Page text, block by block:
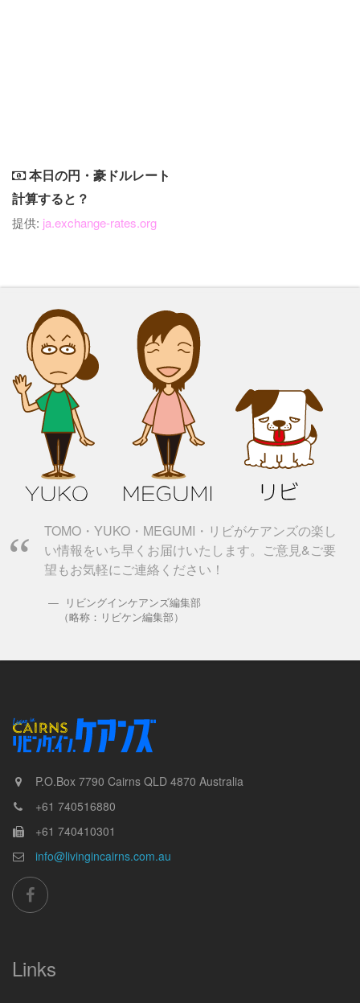
本日の円・豪ドルレート
計算すると？
提供: ja.exchange-rates.org
TOMO・YUKO・MEGUMI・リビがケアンズの楽し
い情報をいち早くお届けいたします。ご意見&ご要
望もお気軽にご連絡ください！
リビングインケアンズ編集部
（略称：リビケン編集部）
P.O.Box 7790 Cairns QLD 4870 Australia
+61 740516880
+61 740410301
info@livingincairns.com.au
Links